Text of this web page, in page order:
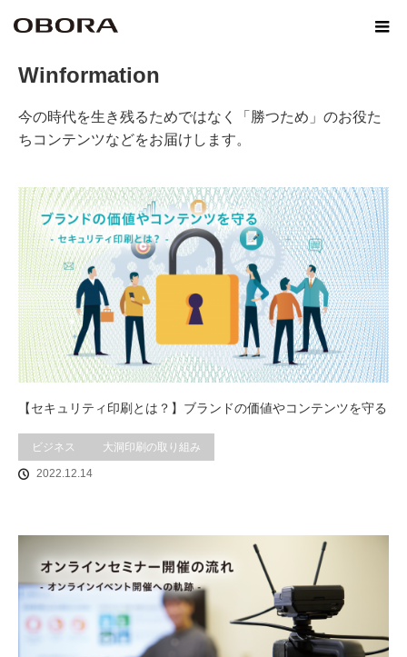
Winformation
Winformation
今の時代を生き残るためではなく「勝つため」のお役た
ちコンテンツなどをお届けします。
【セキュリティ印刷とは？】ブランドの価値やコンテンツを守る
ビジネス 大洞印刷の取り組み
2022.12.14